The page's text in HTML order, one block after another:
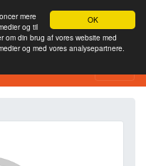
OK
mere
og til
om din brug af vores website med
og med vores analysepartnere.